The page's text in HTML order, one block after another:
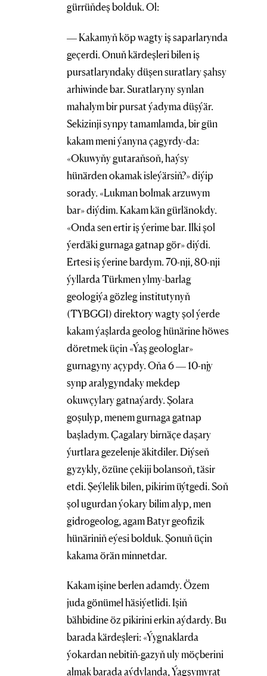
gürrüňdeş bolduk. Ol:
— Kakamyň köp wagty iş saparlarynda
geçerdi. Onuň kärdeşleri bilen iş
pursatlaryndaky düşen suratlary şahsy
arhiwinde bar. Suratlaryny synlan
mahalym bir pursat ýadyma düşýär.
Sekizinji synpy tamamlamda, bir gün
kakam meni ýanyna çagyrdy-da:
«Okuwyňy gutaraňsoň, haýsy
hünärden okamak isleýärsiň?» diýip
sorady. «Lukman bolmak arzuwym
bar» diýdim. Kakam kän gürlänokdy.
«Onda sen ertir iş ýerime bar. Ilki şol
ýerdäki gurnaga gatnap gör» diýdi.
Ertesi iş ýerine bardym. 70-nji, 80-nji
ýyllarda Türkmen ylmy-barlag
geologiýa gözleg institutynyň
(TYBGGI) direktory wagty şol ýerde
kakam ýaşlarda geolog hünärine höwes
döretmek üçin «Ýaş geologlar»
gurnagyny açypdy. Oňa 6 — 10-njy
synp aralygyndaky mekdep
okuwçylary gatnaýardy. Şolara
goşulyp, menem gurnaga gatnap
başladym. Çagalary birnäçe daşary
ýurtlara gezelenje äkitdiler. Diýseň
gyzykly, özüne çekiji bolansoň, täsir
etdi. Şeýlelik bilen, pikirim üýtgedi. Soň
şol ugurdan ýokary bilim alyp, men
gidrogeolog, agam Batyr geofizik
hünäriniň eýesi bolduk. Şonuň üçin
kakama örän minnetdar.
Kakam işine berlen adamdy. Özem
juda gönümel häsiýetlidi. Işiň
bähbidine öz pikirini erkin aýdardy. Bu
barada kärdeşleri: «Ýygnaklarda
ýokardan nebitiň-gazyň uly möçberini
almak barada aýdylanda, Ýagşymyrat